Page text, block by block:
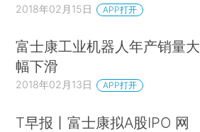
2018年02月15日 APP打开
富士康工业机器人年产销量大
幅下滑
2018年02月13日 APP打开
T早报丨富士康拟A股IPO 网